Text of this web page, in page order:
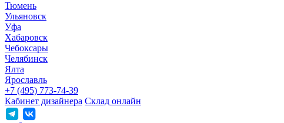
Тюмень
Ульяновск
Уфа
Хабаровск
Чебоксары
Челябинск
Ялта
Ярославль
+7 (495) 773-74-39
Кабинет дизайнера Склад онлайн